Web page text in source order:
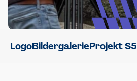
LogoBildergalerieProjekt S5